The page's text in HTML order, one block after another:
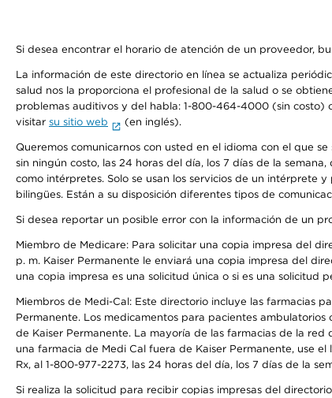
Si desea encontrar el horario de atención de un proveedor,
La información de este directorio en línea se actualiza
salud nos la proporciona el profesional de la salud o se
problemas auditivos y del habla: 1-800-464-4000 (sin costo)
visitar su sitio web (en inglés).
Queremos comunicarnos con usted en el idioma con el que
sin ningún costo, las 24 horas del día, los 7 días de la
como intérpretes. Solo se usan los servicios de un intérprete
bilingües. Están a su disposición diferentes tipos de
Si desea reportar un posible error con la información de un
Miembro de Medicare: Para solicitar una copia impresa del
p. m. Kaiser Permanente le enviará una copia impresa del
una copia impresa es una solicitud única o si es una solicitud
Miembros de Medi-Cal: Este directorio incluye las farmacias
Permanente. Los medicamentos para pacientes
de Kaiser Permanente. La mayoría de las farmacias de la
una farmacia de Medi Cal fuera de Kaiser Permanente, use
Rx, al 1-800-977-2273, las 24 horas del día, los 7 días de la
Si realiza la solicitud para recibir copias impresas del